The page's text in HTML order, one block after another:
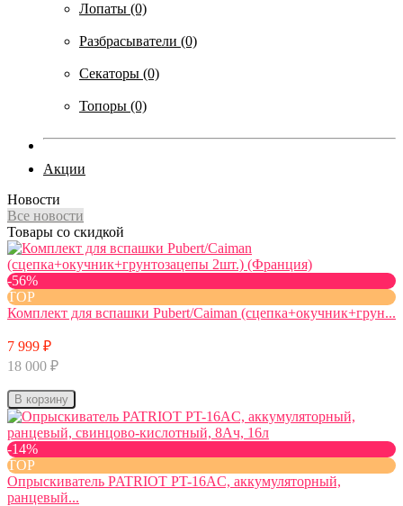
Лопаты (0)
Разбрасыватели (0)
Секаторы (0)
Топоры (0)
Акции
Новости
Все новости
Товары со скидкой
-56%
TOP
Комплект для вспашки Pubert/Caiman (сцепка+окучник+грун...
7 999 ₽
18 000 ₽
В корзину
-14%
TOP
Опрыскиватель PATRIOT PT-16AC, аккумуляторный,
ранцевый...